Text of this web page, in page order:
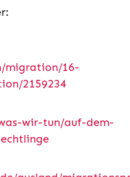
migration/16-
2159234
wir-tun/auf-dem-